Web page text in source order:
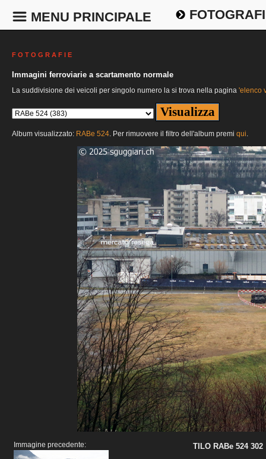
MENU PRINCIPALE
F O T O G R A F I E
Immagini ferroviarie a scartamento normale
La suddivisione dei veicoli per singolo numero la si trova nella pagina 'elenco
Album visualizzato: RABe 524. Per rimuovere il filtro dell'album premi qui.
Immagine precedente:
TILO RABe 524 302